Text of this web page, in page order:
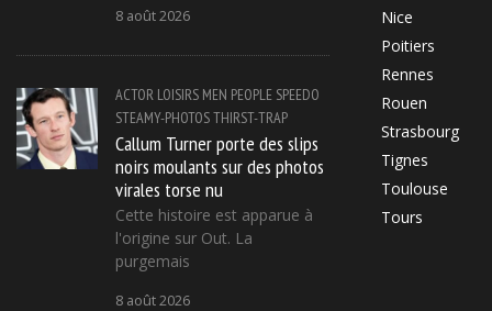
8 août 2026
ACTOR LOISIRS MEN PEOPLE SPEEDO
STEAMY-PHOTOSTHIRST-TRAP
Callum Turner porte des slips
noirs moulants sur des photos
virales torse nu
Cette histoire est apparue à
l'origine sur Out. La
purgemais
8 août 2026
Nice
Poitiers
Rennes
Rouen
Strasbourg
Tignes
Toulouse
Tours